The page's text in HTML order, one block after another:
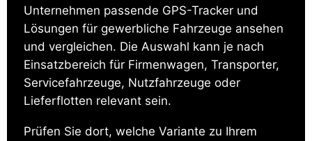
Unternehmen passende GPS-Tracker und
Lösungen für gewerbliche Fahrzeuge ansehen
und vergleichen. Die Auswahl kann je nach
Einsatzbereich für Firmenwagen, Transporter,
Servicefahrzeuge, Nutzfahrzeuge oder
Lieferflotten relevant sein.
Prüfen Sie dort, welche Variante zu Ihrem